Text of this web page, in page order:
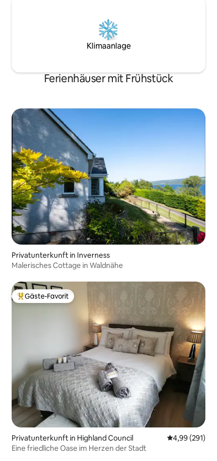
Klimaanlage
Ferienhäuser mit Frühstück
Privatunterkunft in Inverness
Malerisches Cottage in Waldnähe
Beliebter Gäste-Favorit.
Gäste-Favorit
Privatunterkunft in Highland Council
4,99 (291)
Eine friedliche Oase im Herzen der Stadt